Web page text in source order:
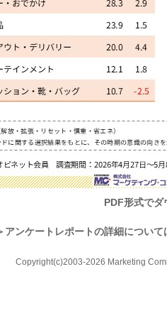
PDF形式でダ
アンケートレポートの詳細につい